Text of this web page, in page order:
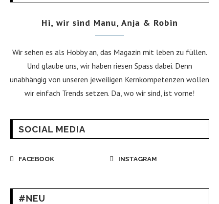
Hi, wir sind Manu, Anja & Robin
Wir sehen es als Hobby an, das Magazin mit leben zu füllen.
Und glaube uns, wir haben riesen Spass dabei. Denn
unabhängig von unseren jeweiligen Kernkompetenzen wollen
wir einfach Trends setzen. Da, wo wir sind, ist vorne!
SOCIAL MEDIA
FACEBOOK INSTAGRAM
#NEU